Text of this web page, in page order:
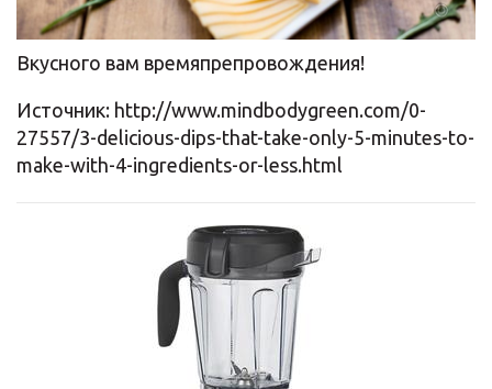
Вкусного вам времяпрепровождения!
Источник: http://www.mindbodygreen.com/0-
27557/3-delicious-dips-that-take-only-5-minutes-to-
make-with-4-ingredients-or-less.html